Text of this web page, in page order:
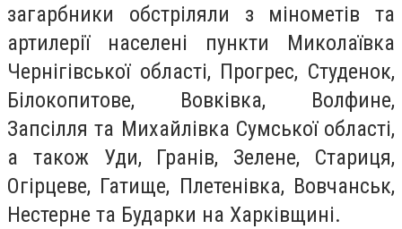
загарбники обстріляли з мінометів та
артилерії населені пункти Миколаївка
Чернігівської області, Прогрес, Студенок,
Білокопитове, Вовківка, Волфине,
Запсілля та Михайлівка Сумської області,
а також Уди, Гранів, Зелене, Стариця,
Огірцеве, Гатище, Плетенівка, Вовчанськ,
Нестерне та Бударки на Харківщині.